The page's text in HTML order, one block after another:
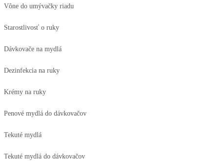
Vône do umývačky riadu
Starostlivosť o ruky
Dávkovače na mydlá
Dezinfekcia na ruky
Krémy na ruky
Penové mydlá do dávkovačov
Tekuté mydlá
Tekuté mydlá do dávkovačov